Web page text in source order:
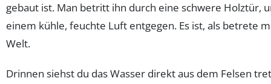
gebaut ist. Man betritt ihn durch eine schwere Holztür,
einem kühle, feuchte Luft entgegen. Es ist, als betrete
Welt.
Drinnen siehst du das Wasser direkt aus dem Felsen